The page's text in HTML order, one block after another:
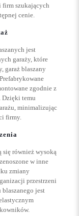
firm szukających
cenie.
jest
garaży, które
garaż blaszany
zgodnie z
Dzięki temu
minimalizując
firmy.
się również wysoką
w inne
zmiany
przestrzeni
jest